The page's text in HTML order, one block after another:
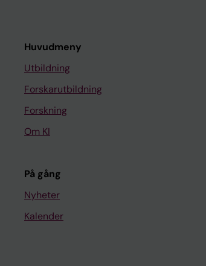
Huvudmeny
Utbildning
Forskarutbildning
Forskning
Om KI
På gång
Nyheter
Kalender